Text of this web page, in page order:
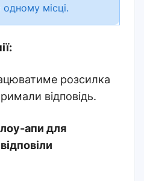
місці.
розсилка
відповідь.
апи для